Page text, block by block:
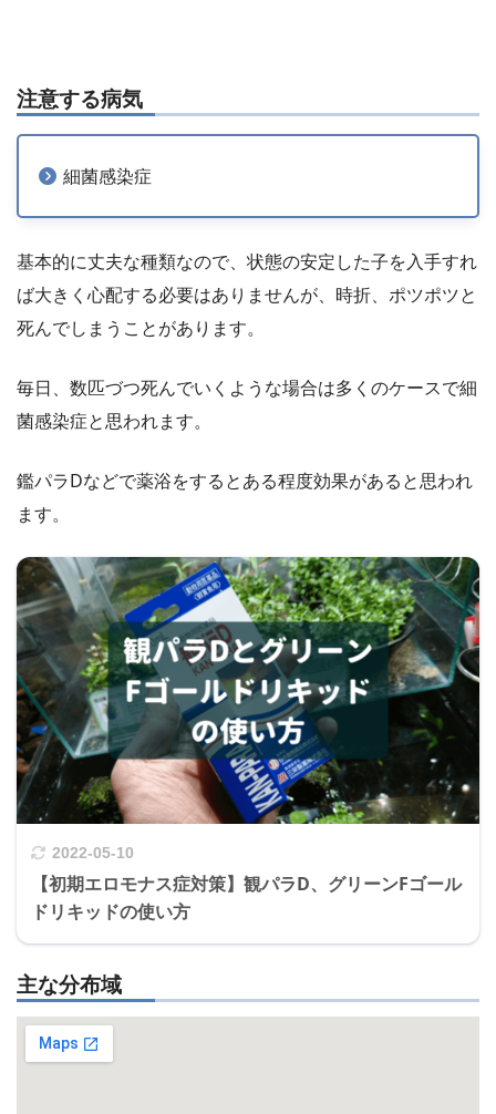
注意する病気
細菌感染症
基本的に丈夫な種類なので、状態の安定した子を入手すれ
ば大きく心配する必要はありませんが、時折、ポツポツと
死んでしまうことがあります。
毎日、数匹づつ死んでいくような場合は多くのケースで細
菌感染症と思われます。
鑑パラDなどで薬浴をするとある程度効果があると思われ
ます。
2022-05-10
【初期エロモナス症対策】観パラD、グリーンFゴール
ドリキッドの使い方
主な分布域